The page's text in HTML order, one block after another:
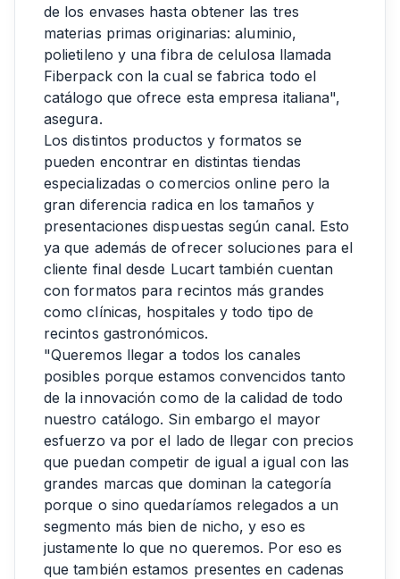
de los envases hasta obtener las tres
materias primas originarias: aluminio,
polietileno y una fibra de celulosa llamada
Fiberpack con la cual se fabrica todo el
catálogo que ofrece esta empresa italiana",
asegura.
Los distintos productos y formatos se
pueden encontrar en distintas tiendas
especializadas o comercios online pero la
gran diferencia radica en los tamaños y
presentaciones dispuestas según canal. Esto
ya que además de ofrecer soluciones para el
cliente final desde Lucart también cuentan
con formatos para recintos más grandes
como clínicas, hospitales y todo tipo de
recintos gastronómicos.
"Queremos llegar a todos los canales
posibles porque estamos convencidos tanto
de la innovación como de la calidad de todo
nuestro catálogo. Sin embargo el mayor
esfuerzo va por el lado de llegar con precios
que puedan competir de igual a igual con las
grandes marcas que dominan la categoría
porque o sino quedaríamos relegados a un
segmento más bien de nicho, y eso es
justamente lo que no queremos. Por eso es
que también estamos presentes en cadenas